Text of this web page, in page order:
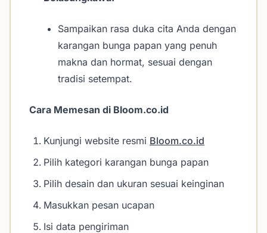
Sampaikan rasa duka cita Anda dengan
karangan bunga papan yang penuh
makna dan hormat, sesuai dengan
tradisi setempat.
Cara Memesan di Bloom.co.id
Kunjungi website resmi Bloom.co.id
Pilih kategori karangan bunga papan
Pilih desain dan ukuran sesuai keinginan
Masukkan pesan ucapan
Isi data pengiriman